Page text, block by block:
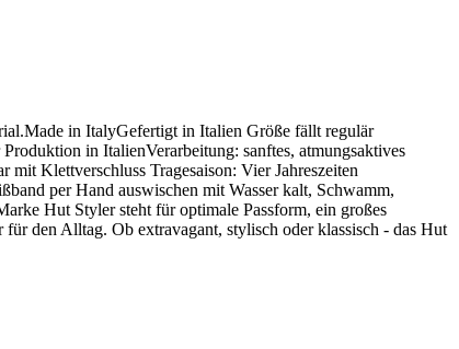
in ItalyGefertigt in Italien Größe fällt regulär
in ItalienVerarbeitung: sanftes, atmungsaktives
Klettverschluss Tragesaison: Vier Jahreszeiten
per Hand auswischen mit Wasser kalt, Schwamm,
Hut Styler steht für optimale Passform, ein großes
den Alltag. Ob extravagant, stylisch oder klassisch - das Hut